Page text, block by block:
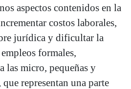
aspectos contenidos en la
costos laborales,
jurídica y dificultar la
formales,
las micro, pequeñas y
que representan una parte